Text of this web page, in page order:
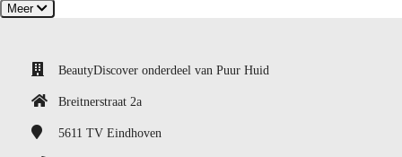
Meer
BeautyDiscover onderdeel van Puur Huid
Breitnerstraat 2a
5611 TV Eindhoven